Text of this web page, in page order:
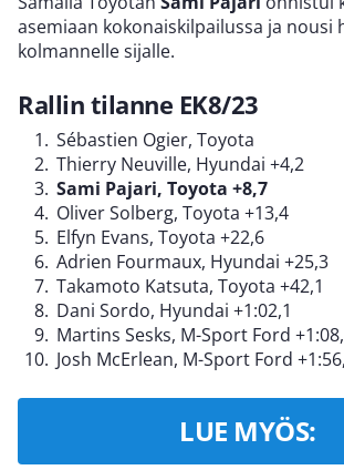
asemiaan kokonaiskilpailussa ja nousi
kolmannelle sijalle.
Rallin tilanne EK8/23
Sébastien Ogier, Toyota
Thierry Neuville, Hyundai +4,2
Sami Pajari, Toyota +8,7
Oliver Solberg, Toyota +13,4
Elfyn Evans, Toyota +22,6
Adrien Fourmaux, Hyundai +25,3
Takamoto Katsuta, Toyota +42,1
Dani Sordo, Hyundai +1:02,1
Martins Sesks, M-Sport Ford
Josh McErlean, M-Sport Ford
LUE MYÖS: